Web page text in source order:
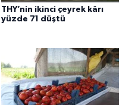
THY’nin ikinci çeyrek kârı
yüzde 71 düştü